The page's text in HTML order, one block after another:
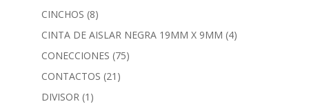
CINCHOS (8)
CINTA DE AISLAR NEGRA 19MM X 9MM (4)
CONECCIONES (75)
CONTACTOS (21)
DIVISOR (1)